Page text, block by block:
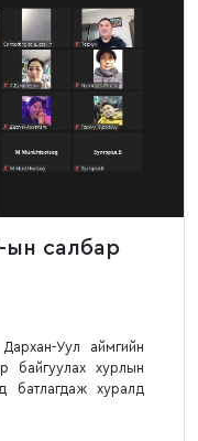
салбар
Уул аймгийн
хурлын
батлагдаж хуралд